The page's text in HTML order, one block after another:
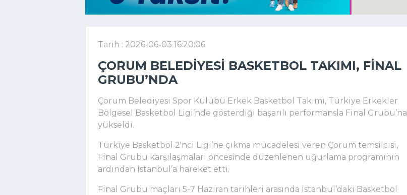
Tarih : 2026-06-03 16:20:06
ÇORUM BELEDIYESI BASKETBOL TAKIMI, FINAL
GRUBU’NDA
Çorum Belediyesi Spor Kulübü Erkek Basketbol Takımı, Türkiye Erkekler
Bölgesel Basketbol Ligi’nde gösterdiği başarılı performansla Final Grubu’na
yükseldi.
Türkiye Basketbol 2'nci Ligi’ne çıkma mücadelesi veren Çorum temsilcisi,
Final Grubu karşılaşmaları öncesinde düzenlenen uğurlama programının
ardından İstanbul’a hareket etti.
Final Grubu maçları 5-7 Haziran tarihleri arasında İstanbul’daki Basketbol